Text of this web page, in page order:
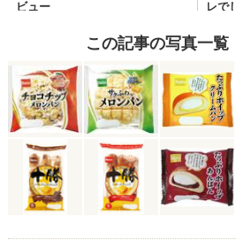
この記事の写真一覧